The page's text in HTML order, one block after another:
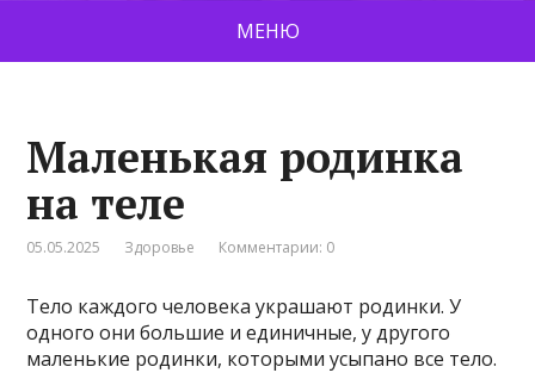
МЕНЮ
Маленькая родинка
на теле
05.05.2025 Здоровье Комментарии: 0
Тело каждого человека украшают родинки. У
одного они большие и единичные, у другого
маленькие родинки, которыми усыпано все тело.